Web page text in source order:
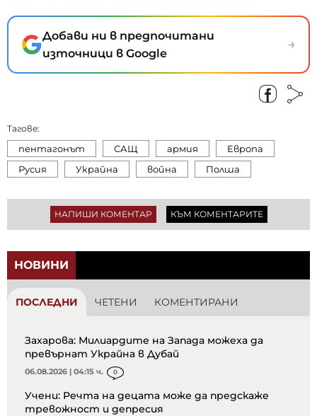
Добави ни в предпочитани
източници в Google
→
Тагове:
пентагонът САЩ армия
Европа
Русия
Украйна война Полша
НАПИШИ КОМЕНТАР КЪМ КОМЕНТАРИТЕ
НОВИНИ
ПОСЛЕДНИ ЧЕТЕНИ КОМЕНТИРАНИ
Захарова: Милиардите на Запада можеха да
превърнат Украйна в Дубай
06.08.2026 | 04:15 ч. 0
Учени: Речта на децата може да предскаже
тревожност и депресия